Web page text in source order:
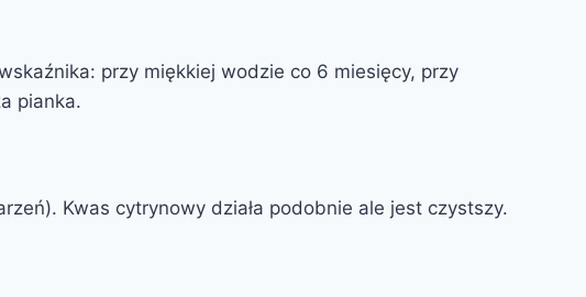
przy miękkiej wodzie co 6 miesięcy, przy
pianka.
Kwas cytrynowy działa podobnie ale jest czystszy.